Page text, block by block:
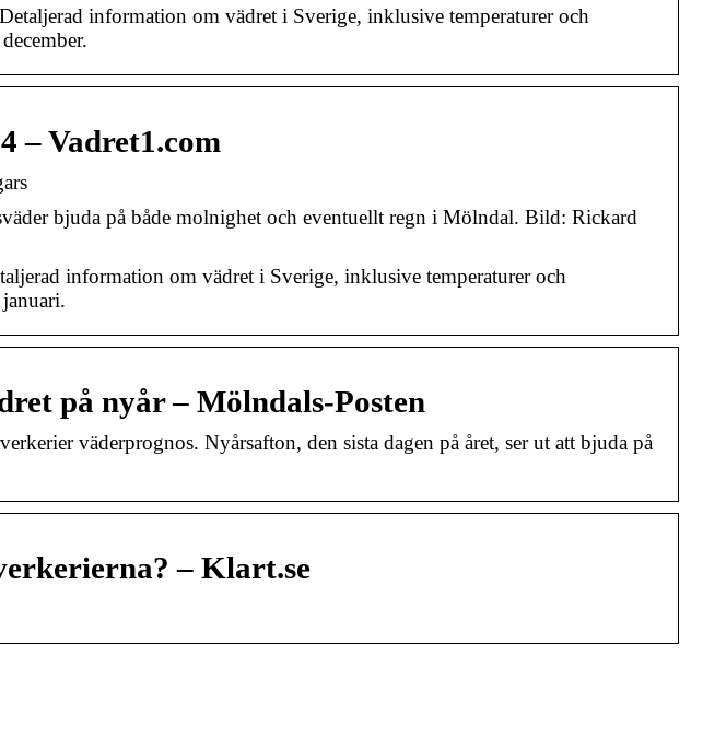
information om vädret i Sverige, inklusive temperaturer och
– Vadret1.com
bjuda på både molnighet och eventuellt regn i Mölndal. Bild: Rickard
information om vädret i Sverige, inklusive temperaturer och
på nyår – Mölndals-Posten
väderprognos. Nyårsafton, den sista dagen på året, ser ut att bjuda på
– Klart.se